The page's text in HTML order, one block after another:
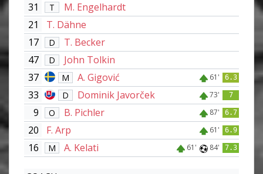
31
T
M. Engelhardt
21
T. Dähne
17
D
T. Becker
47
D
John Tolkin
37
M A. Gigović 61' 6.3
33 D Dominik Javorček 73' 7
9 O B. Pichler 87' 6.7
20 F. Arp 61' 6.9
16 M A. Kelati 61' 84' 7.3